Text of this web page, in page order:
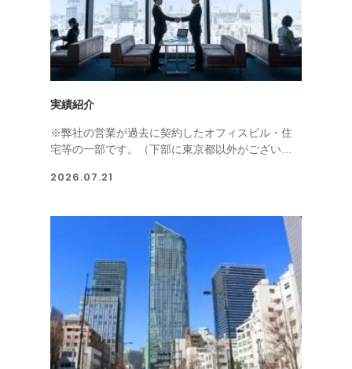
実績紹介
※弊社の営業が過去に契約したオフィスビル・住
宅等の一部です。（下部に東京都以外がございま
2026.07.21